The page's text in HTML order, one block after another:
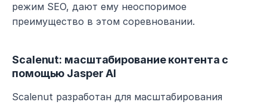
режим SEO, дают ему неоспоримое
преимущество в этом соревновании.
Scalenut: масштабирование контента с
помощью Jasper AI
Scalenut разработан для масштабирования